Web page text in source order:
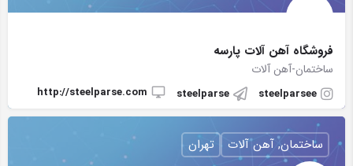
فروشگاه آهن آلات پارسه
ساختمان-آهن آلات
steelparsee
steelparse
http://steelparse.com
ساختمان, آهن آلات تهران